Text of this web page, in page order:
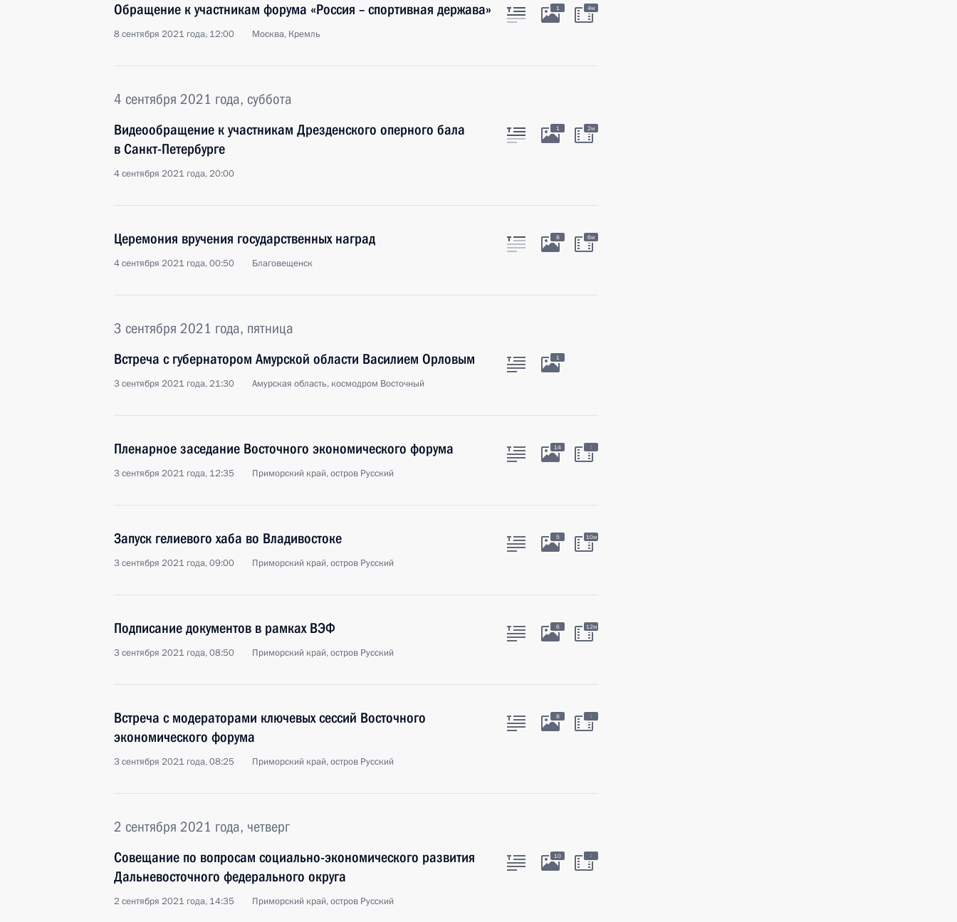
Обращение к участникам форума «Россия – спортивная держава»
8 сентября 2021 года, 12:00 Москва, Кремль
1 4м
4 сентября 2021 года, суббота
Видеообращение к участникам Дрезденского оперного бала
в Санкт-Петербурге
4 сентября 2021 года, 20:00
1 2м
Церемония вручения государственных наград
4 сентября 2021 года, 00:50 Благовещенск
8 6м
3 сентября 2021 года, пятница
Встреча с губернатором Амурской области Василием Орловым
3 сентября 2021 года, 21:30 Амурская область, космодром Восточный
1
Пленарное заседание Восточного экономического форума
3 сентября 2021 года, 12:35 Приморский край, остров Русский
14 :
Запуск гелиевого хаба во Владивостоке
3 сентября 2021 года, 09:00 Приморский край, остров Русский
5 10м
Подписание документов в рамках ВЭФ
3 сентября 2021 года, 08:50 Приморский край, остров Русский
6 12м
Встреча с модераторами ключевых сессий Восточного
экономического форума
3 сентября 2021 года, 08:25 Приморский край, остров Русский
8 :
2 сентября 2021 года, четверг
Совещание по вопросам социально-экономического развития
Дальневосточного федерального округа
2 сентября 2021 года, 14:35 Приморский край, остров Русский
10 :